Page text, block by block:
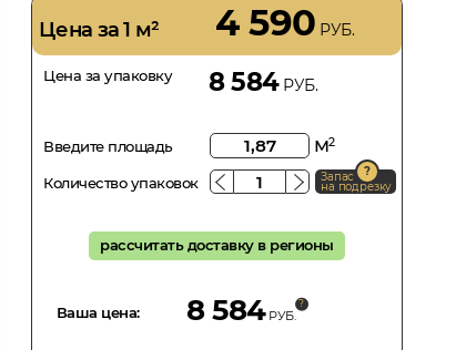
Цена за 1 м² 4 590 РУБ.
Цена за упаковку 8 584РУБ.
Введите площадь м2
Количество упаковок Запас
на подрезку
рассчитать доставку в регионы
Ваша цена: 8 584 РУБ.